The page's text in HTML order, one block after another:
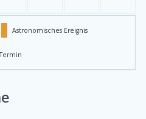
Astronomisches Ereignis